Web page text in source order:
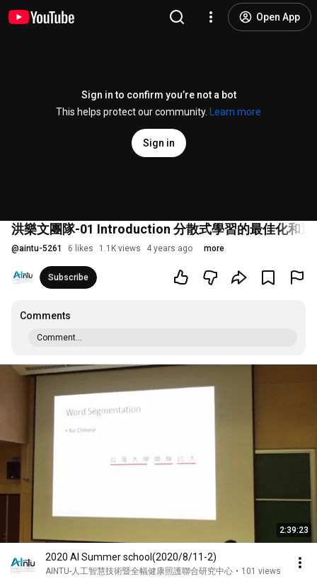
Open App
Sign in to confirm you’re not a bot
This helps protect our community.
Learn more
Sign in
洪樂文團隊-01 Introduction 分散式學習的最佳化和通
@aintu-5261 6 likes 1.1K views 4 years ago more
Subscribe
Comments
Comment...
2:39:23
2020 AI Summer school(2020/8/11-2)
AINTU-人工智慧技術暨全幅健康照護聯合研究中心 • 101 views